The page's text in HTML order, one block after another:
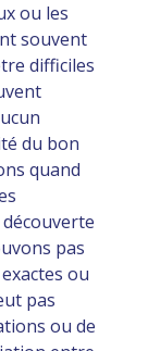
ou les
souvent
difficiles
du bon
quand
pas
ou
pas
ou de